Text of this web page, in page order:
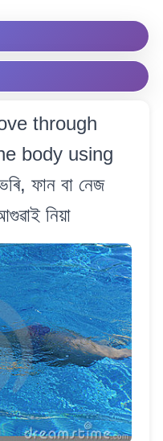
through
body using
ফান বা নেজ
নিয়া